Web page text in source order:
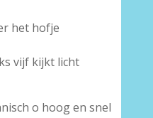
het hofje
vijf kijkt licht
o hoog en snel